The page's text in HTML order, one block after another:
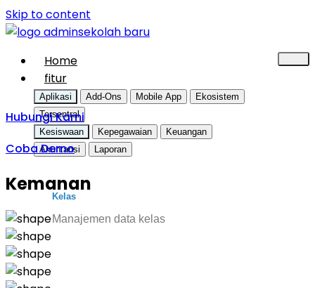
Skip to content
Home
fitur
Aplikasi Add-Ons Mobile App
Ekosistem
Tersentral
Kesiswaan
Kepegawaian
Keuangan
Akuntansi
Laporan
Kelas
Manajemen data kelas
Hubungi Kami
Coba Demo
Kemanan